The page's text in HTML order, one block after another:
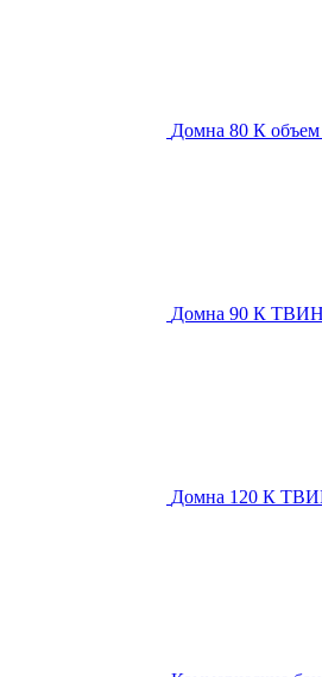
Домна 80 К
Домна 90 К ТВИН
Домна 120 К